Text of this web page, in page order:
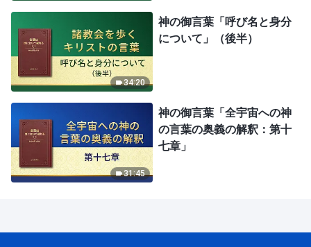
34:20
神の御言葉「呼び名と身分
について」（後半）
31:45
神の御言葉「全宇宙への神
の言葉の奥義の解釈：第十
七章」